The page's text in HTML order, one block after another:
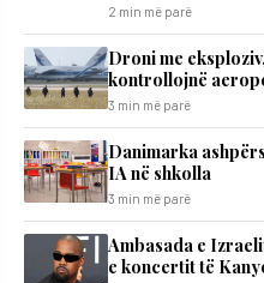
2 min më parë
Droni me
kontrollojnë
3 min më parë
Danimarka
IA në shkolla
3 min më parë
Ambasada e
e koncertit të